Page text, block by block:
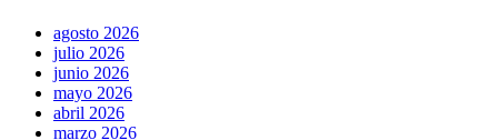
agosto 2026
julio 2026
junio 2026
mayo 2026
abril 2026
marzo 2026